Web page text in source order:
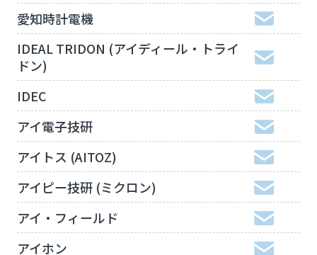
愛知時計電機
IDEAL TRIDON (アイディール・トライ
ドン)
IDEC
アイ電子技研
アイトス (AITOZ)
アイピー技研 (ミクロン)
アイ・フィールド
アイホン